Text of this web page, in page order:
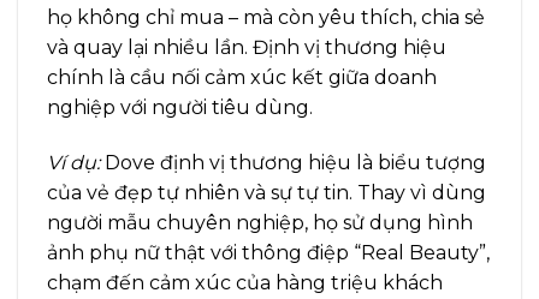
họ không chỉ mua – mà còn yêu thích, chia sẻ
và quay lại nhiều lần. Định vị thương hiệu
chính là cầu nối cảm xúc kết giữa doanh
nghiệp với người tiêu dùng.
Ví dụ:Dove định vị thương hiệu là biểu tượng
của vẻ đẹp tự nhiên và sự tự tin. Thay vì dùng
người mẫu chuyên nghiệp, họ sử dụng hình
ảnh phụ nữ thật với thông điệp “Real Beauty”,
chạm đến cảm xúc của hàng triệu khách